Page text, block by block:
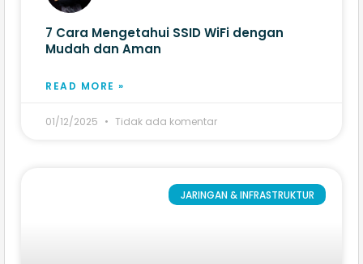
7 Cara Mengetahui SSID WiFi dengan
Mudah dan Aman
READ MORE »
01/12/2025 Tidak ada komentar
JARINGAN & INFRASTRUKTUR